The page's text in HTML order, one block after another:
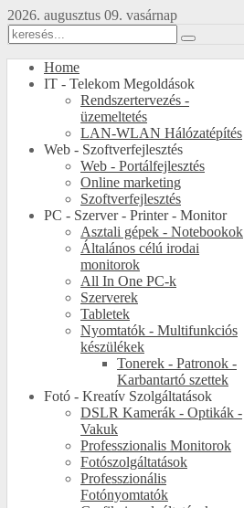
2026. augusztus 09. vasárnap
Home
IT - Telekom Megoldások
Rendszertervezés -
üzemeltetés
LAN-WLAN Hálózatépítés
Web - Szoftverfejlesztés
Web - Portálfejlesztés
Online marketing
Szoftverfejlesztés
PC - Szerver - Printer - Monitor
Asztali gépek - Notebookok
Általános célú irodai
monitorok
All In One PC-k
Szerverek
Tabletek
Nyomtatók - Multifunkciós
készülékek
Tonerek - Patronok -
Karbantartó szettek
Fotó - Kreatív Szolgáltatások
DSLR Kamerák - Optikák -
Vakuk
Professzionalis Monitorok
Fotószolgáltatások
Professzionális
Fotónyomtatók